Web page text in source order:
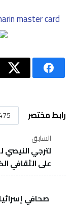
master card
رابط مختصر
السابق
لترجي النيصي
على الثقافي
صحافي